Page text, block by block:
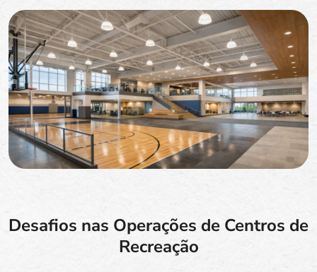
Desafios nas Operações de Centros de
Recreação